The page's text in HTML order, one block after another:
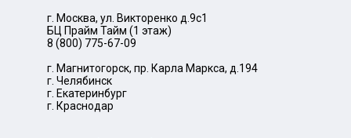
г. Москва, ул. Викторенко д.9с1
БЦ Прайм Тайм (1 этаж)
8 (800) 775-67-09
г. Магнитогорск, пр. Карла Маркса, д.194
г. Челябинск
г. Екатеринбург
г. Краснодар